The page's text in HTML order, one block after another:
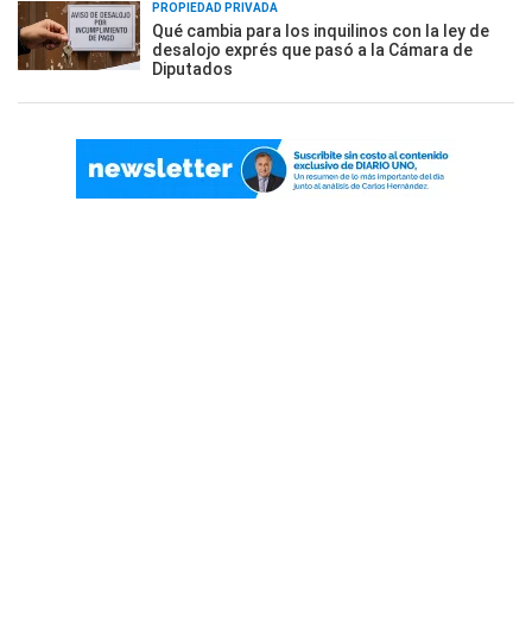
PROPIEDAD PRIVADA
Qué cambia para los inquilinos con la ley de
desalojo exprés que pasó a la Cámara de
Diputados